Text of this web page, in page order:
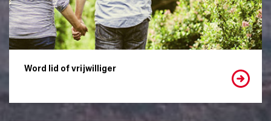
Word lid of vrijwilliger